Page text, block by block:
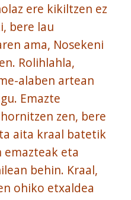
ere kikiltzen ez
bere lau
ama, Nosekeni
Rolihlahla,
alaben artean
Emazte
zen, bere
aita kraal batetik
emazteak eta
behin. Kraal,
ohiko etxaldea